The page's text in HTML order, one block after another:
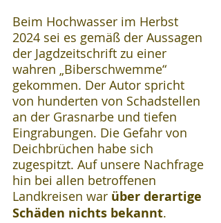
Beim Hochwasser im Herbst
2024 sei es gemäß der Aussagen
der Jagdzeitschrift zu einer
wahren „Biberschwemme“
gekommen. Der Autor spricht
von hunderten von Schadstellen
an der Grasnarbe und tiefen
Eingrabungen. Die Gefahr von
Deichbrüchen habe sich
zugespitzt. Auf unsere Nachfrage
hin bei allen betroffenen
Landkreisen war über derartige
Schäden nichts bekannt.